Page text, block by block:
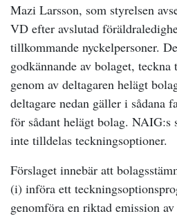
Mazi Larsson, som styrelsen
VD efter avslutad
tillkommande nyckelpersoner.
godkännande av bolaget,
genom av deltagaren helägt
deltagare nedan gäller i sådana
för sådant helägt bolag. NAIG:s
inte tilldelas teckningsoptioner.
Förslaget innebär att
(i) införa ett
genomföra en riktad emission